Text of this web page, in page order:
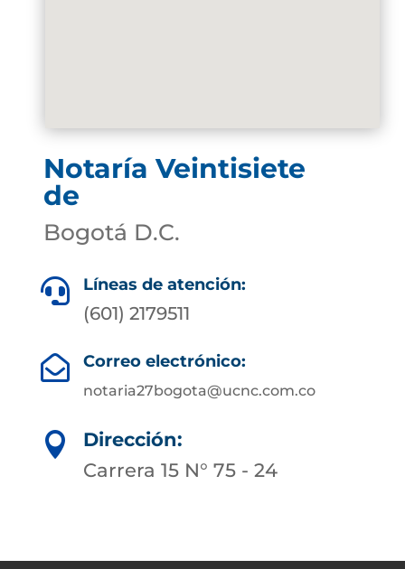
Notaría Veintisiete
de
Bogotá D.C.
 Líneas de atención:
(601) 2179511
 Correo electrónico:
notaria27bogota@ucnc.com.co

Dirección:
Carrera 15 N° 75 - 24